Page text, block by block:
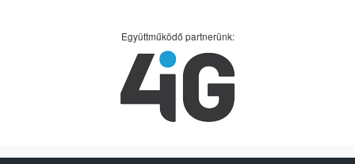
Együttműködő partnerünk: